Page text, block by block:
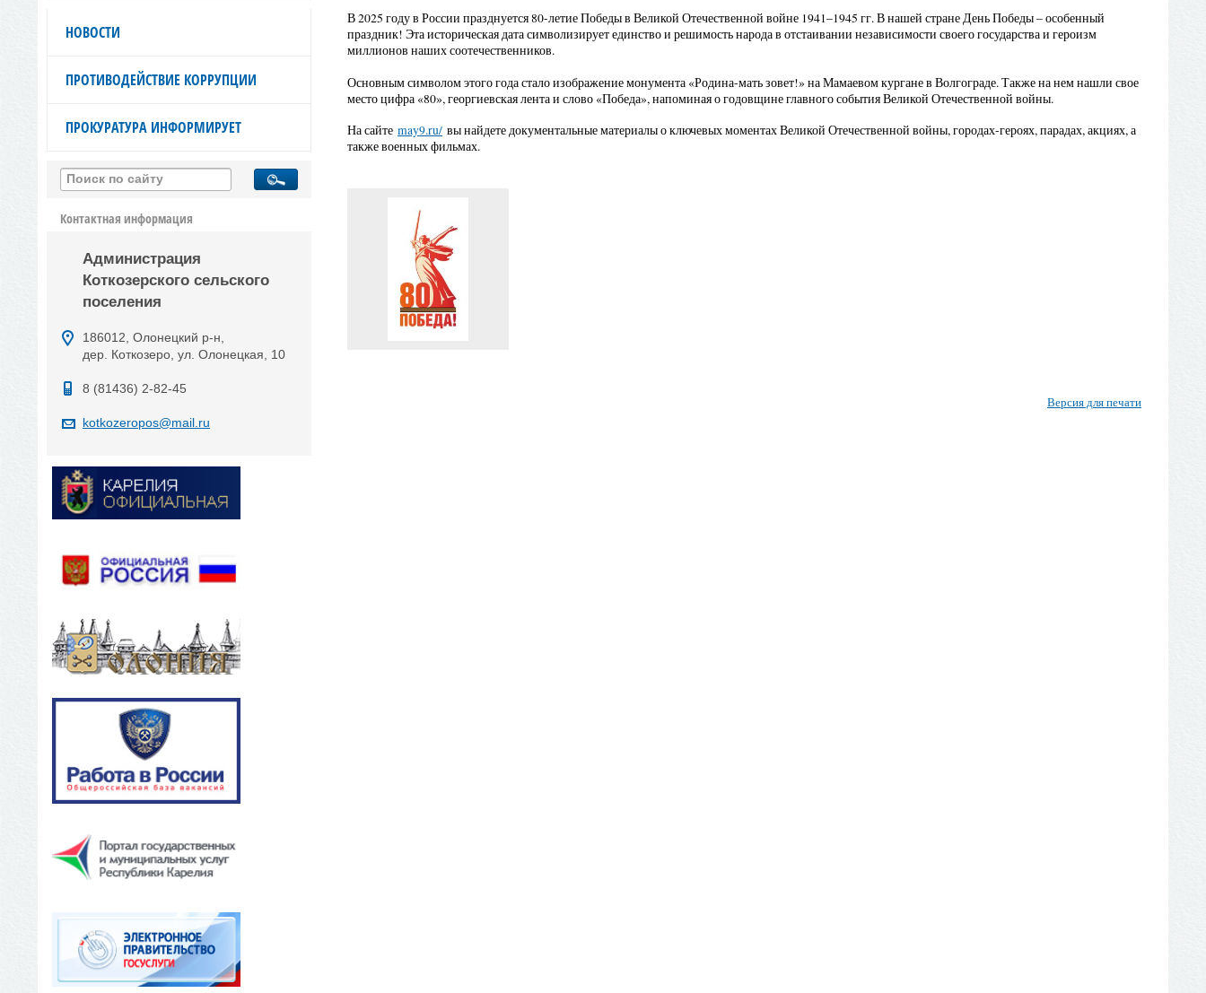
НОВОСТИ
ПРОТИВОДЕЙСТВИЕ КОРРУПЦИИ
ПРОКУРАТУРА ИНФОРМИРУЕТ
Контактная информация
Администрация
Коткозерского сельского
поселения
186012, Олонецкий р-н,
дер. Коткозеро, ул. Олонецкая, 10
8 (81436) 2-82-45
kotkozeropos@mail.ru
В 2025 году в России празднуется 80-летие Победы в Великой Отечественной войне 1941–1945 гг. В нашей стране День Победы – особенный
праздник! Эта историческая дата символизирует единство и решимость народа в отстаивании независимости своего государства и героизм
миллионов наших соотечественников.
Основным символом этого года стало изображение монумента «Родина-мать зовет!» на Мамаевом кургане в Волгограде. Также на нем нашли свое
место цифра «80», георгиевская лента и слово «Победа», напоминая о годовщине главного события Великой Отечественной войны.
На сайте may9.ru/ вы найдете документальные материалы о ключевых моментах Великой Отечественной войны, городах-героях, парадах, акциях, а
также военных фильмах.
Версия для печати